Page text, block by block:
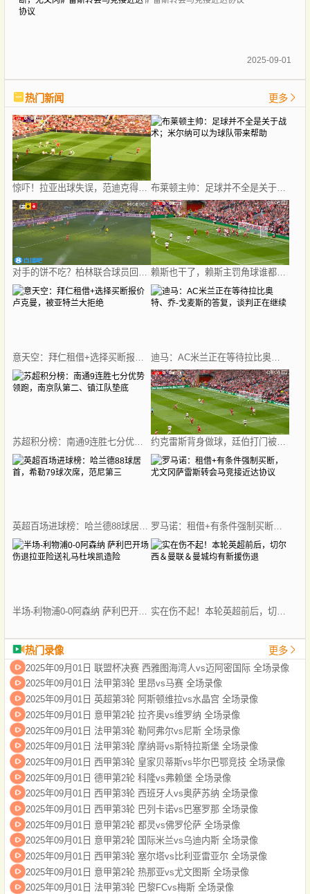
2025-09-01
热门新闻 更多
对手的饼不吃？柏林联合球员回传门将失误，吉拉西错失大单刀 赖斯也干了，赖斯主罚角球谁都没碰到直接开出底线
英超百场进球榜：哈兰德88球居首，希勒79球次席，范尼第三 罗马诺：租借+有条件强制买断，尤文冈萨雷斯转会马竞接近达协议
热门录像 更多
2025年09月01日 联盟杯决赛 西雅图海湾人vs迈阿密国际 全场录像
2025年09月01日 法甲第3轮 里昂vs马赛 全场录像
2025年09月01日 英超第3轮 阿斯顿维拉vs水晶宫 全场录像
2025年09月01日 意甲第2轮 拉齐奥vs维罗纳 全场录像
2025年09月01日 法甲第3轮 勒阿弗尔vs尼斯 全场录像
2025年09月01日 法甲第3轮 摩纳哥vs斯特拉斯堡 全场录像
2025年09月01日 西甲第3轮 皇家贝蒂斯vs毕尔巴鄂竞技 全场录像
2025年09月01日 德甲第2轮 科隆vs弗赖堡 全场录像
2025年09月01日 西甲第3轮 西班牙人vs奥萨苏纳 全场录像
2025年09月01日 西甲第3轮 巴列卡诺vs巴塞罗那 全场录像
2025年09月01日 意甲第2轮 都灵vs佛罗伦萨 全场录像
2025年09月01日 意甲第2轮 国际米兰vs乌迪内斯 全场录像
2025年09月01日 西甲第3轮 塞尔塔vs比利亚雷亚尔 全场录像
2025年09月01日 意甲第2轮 热那亚vs尤文图斯 全场录像
2025年09月01日 法甲第3轮 巴黎FCvs梅斯 全场录像